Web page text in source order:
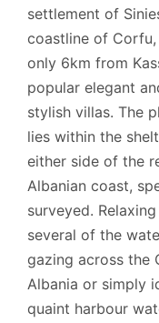
settlement of
coastline of
only 6km from
popular elegant
stylish villas. The
lies within the
either side of the
Albanian coast,
surveyed.
several of the
gazing across the
Albania or simply
quaint harbour